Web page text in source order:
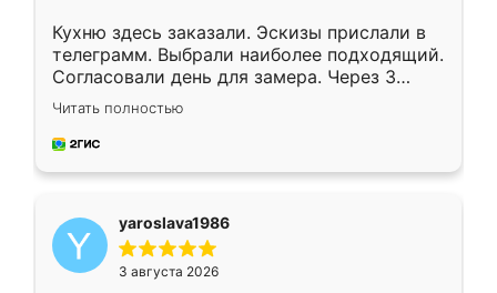
Кухню здесь заказали. Эскизы прислали в
телеграмм. Выбрали наиболее подходящий.
Согласовали день для замера. Через 3
недели кухня была уже готова. Остались
довольны работой. Спасибо Ренессанс
мебель за качественную работу!
Читать полностью
yaroslava1986
3 августа 2026